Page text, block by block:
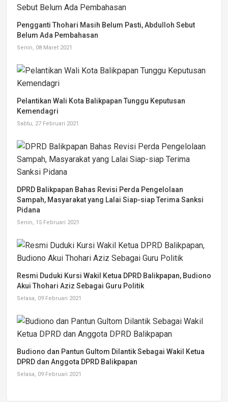
Pengganti Thohari Masih Belum Pasti, Abdulloh Sebut
Belum Ada Pembahasan
Senin, 08 Maret 2021
Pelantikan Wali Kota Balikpapan Tunggu Keputusan
Kemendagri
Sabtu, 27 Februari 2021
DPRD Balikpapan Bahas Revisi Perda Pengelolaan
Sampah, Masyarakat yang Lalai Siap-siap Terima Sanksi
Pidana
Senin, 15 Februari 2021
Resmi Duduki Kursi Wakil Ketua DPRD Balikpapan, Budiono
Akui Thohari Aziz Sebagai Guru Politik
Selasa, 09 Februari 2021
Budiono dan Pantun Gultom Dilantik Sebagai Wakil Ketua
DPRD dan Anggota DPRD Balikpapan
Selasa, 09 Februari 2021